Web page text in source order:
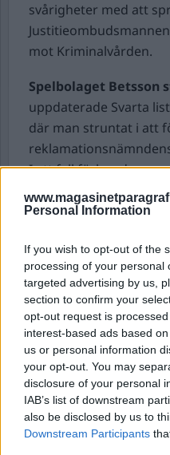
Personal Information
If you wish to opt-out of the
processing of your personal
targeted advertising by us,
section to confirm your
opt-out request is
interest-based ads based
us or personal information
your opt-out. You may
disclosure of your personal
IAB’s list of downstream
also be disclosed by us to
Downstream Participants
svårigheter med att
mot Kriminalvården.
Spelbolaget Betsson
uppdaterade Svarta
där man struntat i att
I ett fall förlorade en
kronor, trots att han
anmälde Betsson till
följt deras
Företaget finns med
Råd & Röns lista.
strunta i Arns beslut.
Betsson, som driver
varumärken, till
Nordicbet, har sedan
på listan.
Allra värst på höstens
bilhandlarna. 81 av de